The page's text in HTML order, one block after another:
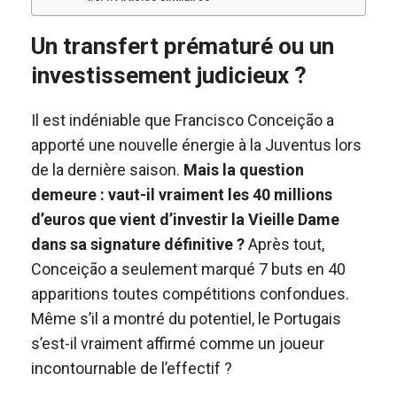
Un transfert prématuré ou un
investissement judicieux ?
Il est indéniable que Francisco Conceição a
apporté une nouvelle énergie à la Juventus lors
de la dernière saison. Mais la question
demeure : vaut-il vraiment les 40 millions
d’euros que vient d’investir la Vieille Dame
dans sa signature définitive ?Après tout,
Conceição a seulement marqué 7 buts en 40
apparitions toutes compétitions confondues.
Même s’il a montré du potentiel, le Portugais
s’est-il vraiment affirmé comme un joueur
incontournable de l’effectif ?